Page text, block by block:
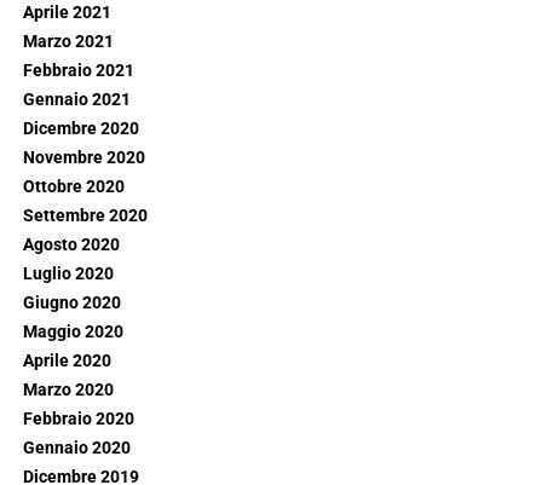
Aprile 2021
Marzo 2021
Febbraio 2021
Gennaio 2021
Dicembre 2020
Novembre 2020
Ottobre 2020
Settembre 2020
Agosto 2020
Luglio 2020
Giugno 2020
Maggio 2020
Aprile 2020
Marzo 2020
Febbraio 2020
Gennaio 2020
Dicembre 2019